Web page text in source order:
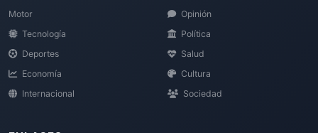
Motor
Tecnología
Deportes
Economía
Internacional
Opinión
Política
Salud
Cultura
Sociedad